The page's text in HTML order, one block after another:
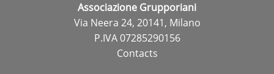
Associazione Grupporiani
Via Neera 24, 20141, Milano
P.IVA 07285290156
Contacts